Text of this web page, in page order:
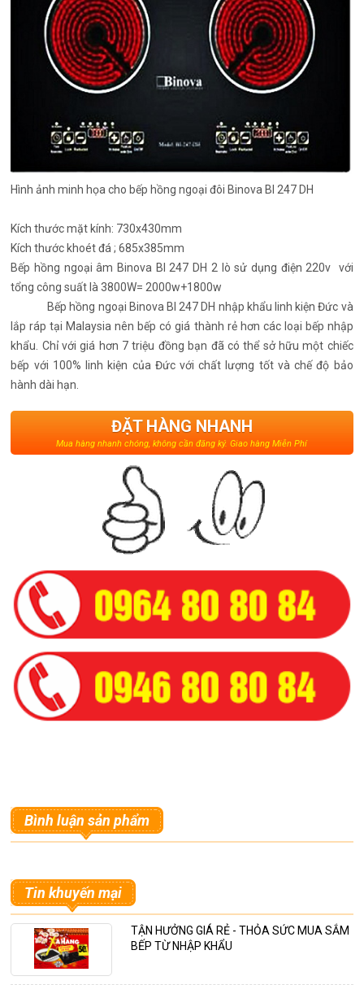
Hình ảnh minh họa cho bếp hồng ngoại đôi Binova BI 247 DH
Kích thước mặt kính: 730x430mm
Kích thước khoét đá ; 685x385mm
Bếp hồng ngoại âm Binova BI 247 DH 2 lò sử dụng điện 220v với
tổng công suất là 3800W= 2000w+1800w
Bếp hồng ngoại Binova BI 247 DH nhập khẩu linh kiện Đức và
lắp ráp tại Malaysia nên bếp có giá thành rẻ hơn các loại bếp nhập
khẩu. Chỉ với giá hơn 7 triệu đồng bạn đã có thể sở hữu một chiếc
bếp với 100% linh kiện của Đức với chất lượng tốt và chế độ bảo
hành dài hạn.
ĐẶT HÀNG NHANH
Mua hàng nhanh chóng, không cần đăng ký. Giao hàng Miễn Phí
Bình luận sản phẩm
Tin khuyến mại
TẬN HƯỞNG GIÁ RẺ - THỎA SỨC MUA SẮM
BẾP TỪ NHẬP KHẨU